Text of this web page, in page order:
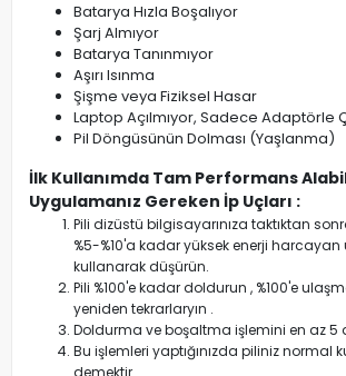
Batarya Hızla Boşalıyor
Şarj Almıyor
Batarya Tanınmıyor
Aşırı Isınma
Şişme veya Fiziksel Hasar
Laptop Açılmıyor, Sadece Adaptörle
Pil Döngüsünün Dolması (Yaşlanma)
İlk Kullanımda Tam Performans
Uygulamanız Gereken İp Uçları :
Pili dizüstü bilgisayarınıza taktıktan
%5-%10'a kadar yüksek enerji
kullanarak düşürün.
Pili %100'e kadar doldurun , %100'e
yeniden tekrarlaryın .
Doldurma ve boşaltma işlemini en az 5
Bu işlemleri yaptığınızda piliniz normal
demektir.